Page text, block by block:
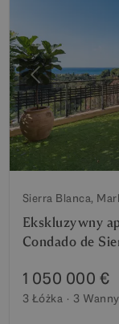
Poprzedni
Sierra Blanca,
Ekskluzywny
Condado de
1 050 000 €
3 Łóżka 3 Wanny